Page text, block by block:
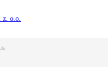
z. o.o.